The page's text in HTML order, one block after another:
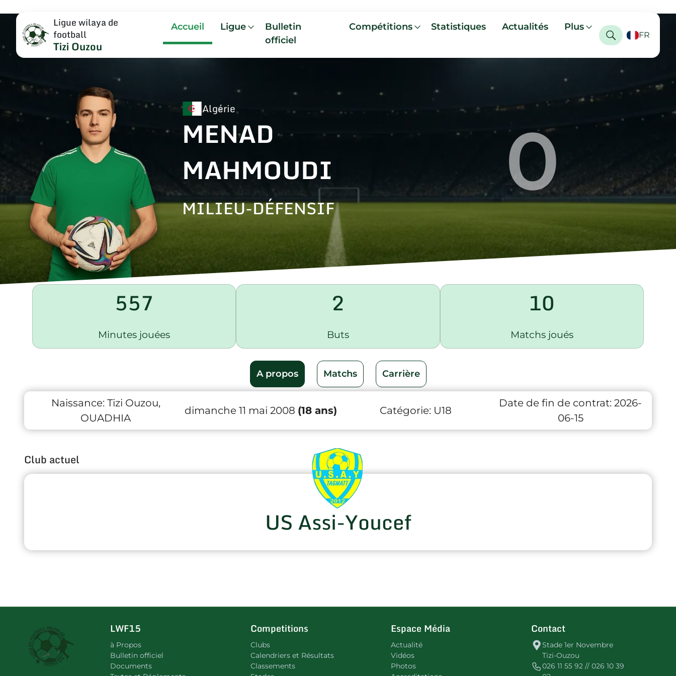
Ligue wilaya de
football
Tizi Ouzou
Accueil Ligue
Bulletin
officiel
Compétitions Statistiques Actualités Plus
FR
Algérie
MENAD
MAHMOUDI
MILIEU-DÉFENSIF 0
557
Minutes jouées
2
Buts
10
Matchs joués
A propos Matchs Carrière
Naissance: Tizi Ouzou,
OUADHIA
dimanche 11 mai 2008 (18 ans) Catégorie: U18
Date de fin de contrat: 2026-
06-15
Club actuel
US Assi-Youcef
LWF15
à Propos
Bulletin officiel
Documents
Competitions
Clubs
Calendriers et Résultats
Classements
Espace Média
Actualité
Vidéos
Photos
Contact
Stade 1er Novembre
Tizi-Ouzou
026 11 55 92 // 026 10 39